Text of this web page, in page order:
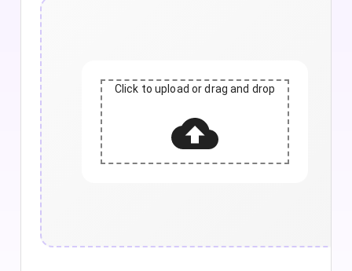
Click to upload or drag and drop